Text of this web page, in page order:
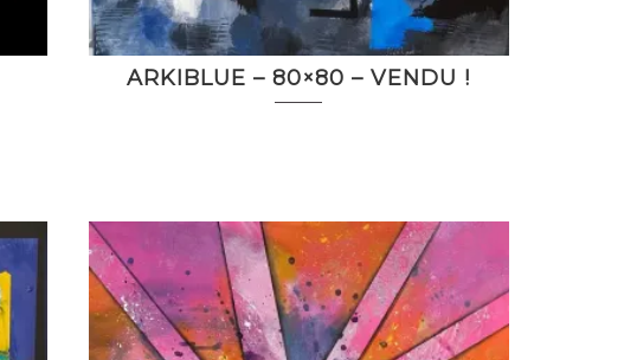
ARKIBLUE – 80×80 – VENDU !